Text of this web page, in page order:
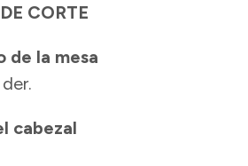
CORTE
de la mesa
cabezal